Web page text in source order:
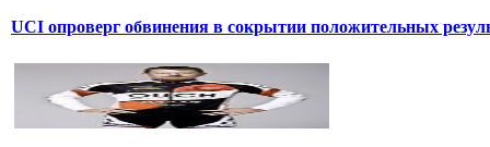
UCI опроверг обвинения в сокрытии положительных